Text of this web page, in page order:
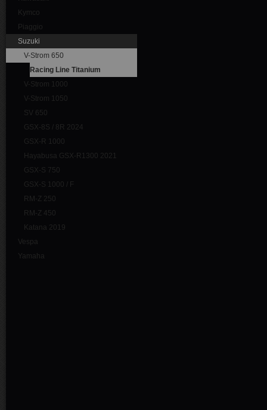
Kymco
Piaggio
Suzuki
V-Strom 650
Racing Line Titanium
V-Strom 1000
V-Strom 1050
SV 650
GSX-8S / 8R 2024
GSX-R 1000
Hayabusa GSX-R1300 2021
GSX-S 750
GSX-S 1000 / F
RM-Z 250
RM-Z 450
Katana 2019
Vespa
Yamaha